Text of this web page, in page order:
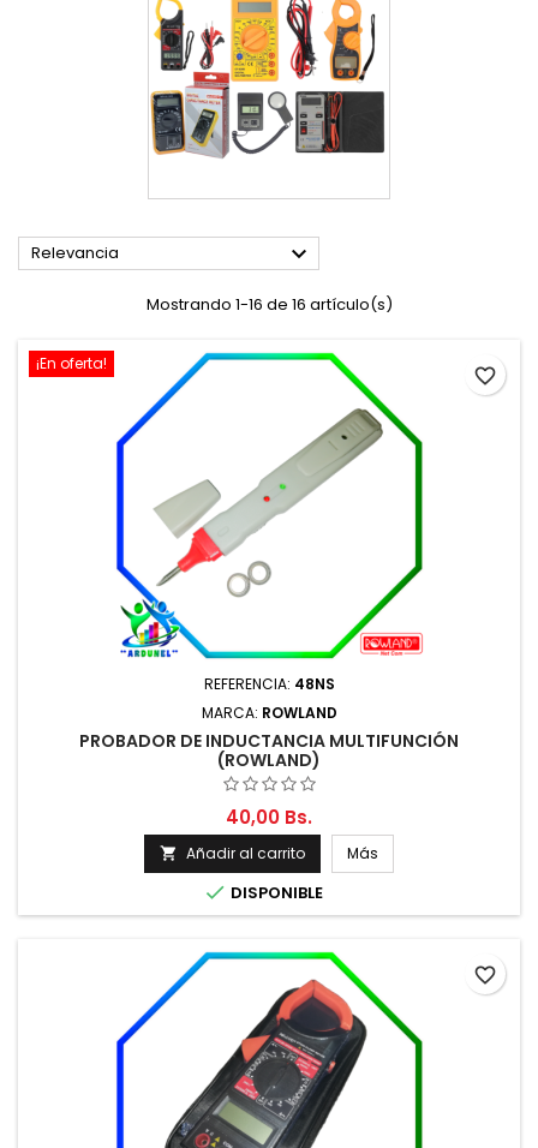
Relevancia 
Mostrando 1-16 de 16 artículo(s)
¡En oferta!
REFERENCIA: 48NS
MARCA: ROWLAND
PROBADOR DE INDUCTANCIA MULTIFUNCIÓN
(ROWLAND)
40,00 Bs.
 Añadir al carrito Más
 DISPONIBLE
favorite_border
favorite_border